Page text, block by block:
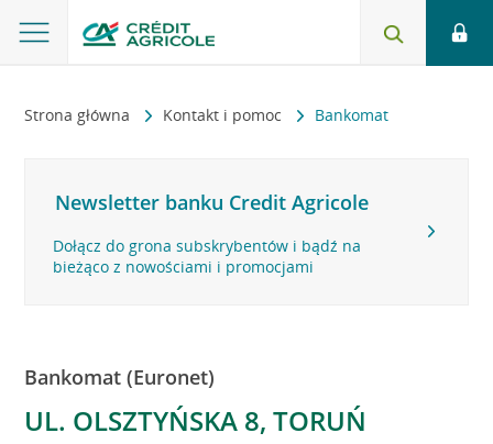
Strona główna Kontakt i pomoc Bankomat
Newsletter banku Credit Agricole
Dołącz do grona subskrybentów i bądź na
bieżąco z nowościami i promocjami
Bankomat (Euronet)
UL. OLSZTYŃSKA 8, TORUŃ